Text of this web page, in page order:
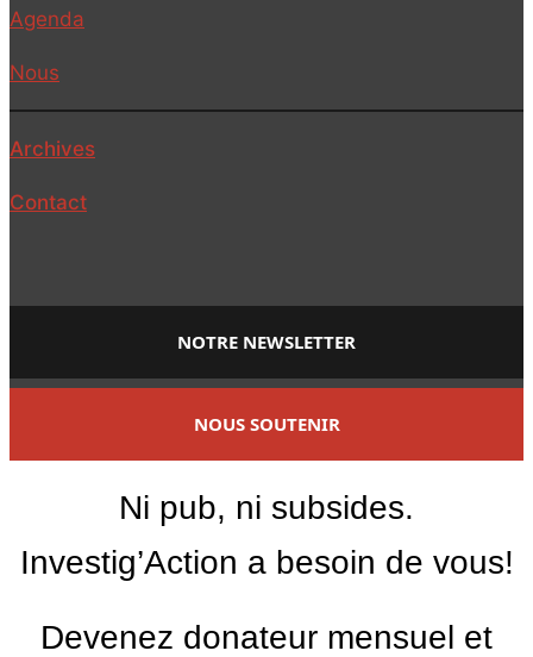
Agenda
Nous
Archives
Contact
NOTRE NEWSLETTER
NOUS SOUTENIR
Ni pub, ni subsides.
Investig’Action a besoin de vous!
Devenez donateur mensuel et